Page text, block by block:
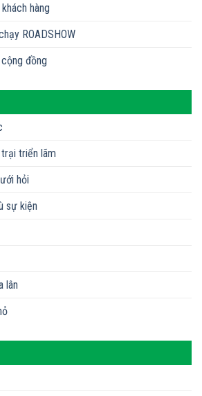
hàng
ROADSHOW
đồng
triển lãm
hỏi
sự kiện
lân